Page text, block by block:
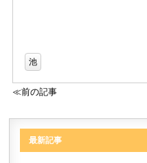
池
≪前の記事
最新記事